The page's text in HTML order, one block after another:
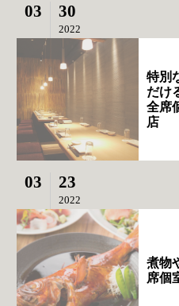
03 30
2022
特別
だけ
全席
店
03 23
2022
煮物
席個